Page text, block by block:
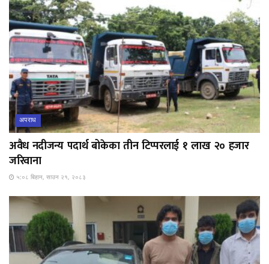
अपराध
अवैध नदीजन्य पदार्थ बोकेका तीन टिप्परलाई १ लाख २० हजार
जरिवाना
५:०८ बिहान, साउन २१, २०८३